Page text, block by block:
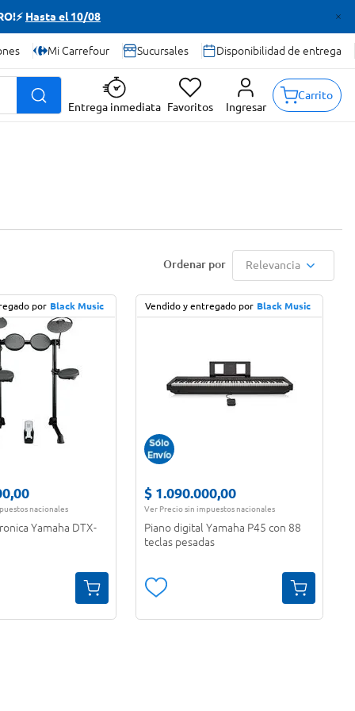
Hasta el 10/08
Mi Carrefour Sucursales Disponibilidad de entrega
Entrega inmediata Favoritos Ingresar
Carrito
Relevancia
por Black Music
,00
nacionales
Yamaha DTX-
Vendido y entregado por Black Music
$ 1.090.000,00
Ver Precio sin impuestos nacionales
Piano digital Yamaha P45 con 88
teclas pesadas